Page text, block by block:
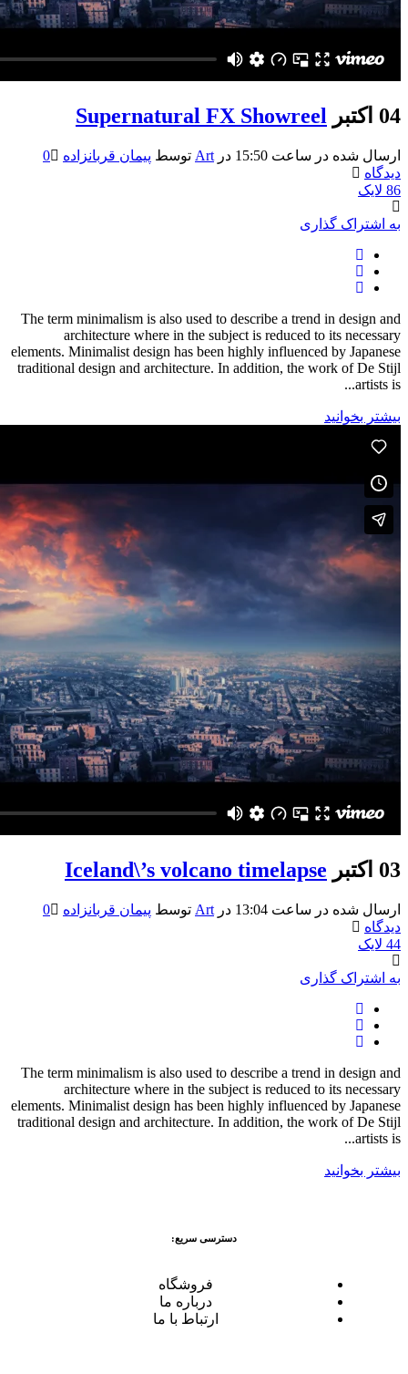
04 اکتبر Supernatural FX Showreel
ارسال شده در ساعت 15:50 در Art توسط پیمان قربانزاده
0
دیدگاه
86 لایک
به اشتراک گذاری
The term minimalism is also used to describe a trend in design and
architecture where in the subject is reduced to its necessary
elements. Minimalist design has been highly influenced by Japanese
traditional design and architecture. In addition, the work of De Stijl
artists is...
بیشتر بخوانید
03 اکتبر Iceland\’s volcano timelapse
ارسال شده در ساعت 13:04 در Art توسط پیمان قربانزاده
0
دیدگاه
44 لایک
به اشتراک گذاری
The term minimalism is also used to describe a trend in design and
architecture where in the subject is reduced to its necessary
elements. Minimalist design has been highly influenced by Japanese
traditional design and architecture. In addition, the work of De Stijl
artists is...
بیشتر بخوانید
دسترسی سریع:
فروشگاه
درباره ما
ارتباط با ما